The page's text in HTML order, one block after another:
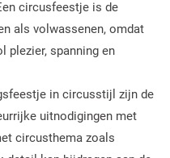
circusfeestje is de
als volwassenen, omdat
plezier, spanning en
in circusstijl zijn de
uitnodigingen met
circusthema zoals